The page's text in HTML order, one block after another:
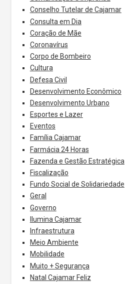
Conselho Tutelar de Cajamar
Consulta em Dia
Coração de Mãe
Coronavírus
Corpo de Bombeiro
Cultura
Defesa Civil
Desenvolvimento Econômico
Desenvolvimento Urbano
Esportes e Lazer
Eventos
Família Cajamar
Farmácia 24 Horas
Fazenda e Gestão Estratégica
Fiscalização
Fundo Social de Solidariedade
Geral
Governo
Ilumina Cajamar
Infraestrutura
Meio Ambiente
Mobilidade
Muito + Segurança
Natal Cajamar Feliz